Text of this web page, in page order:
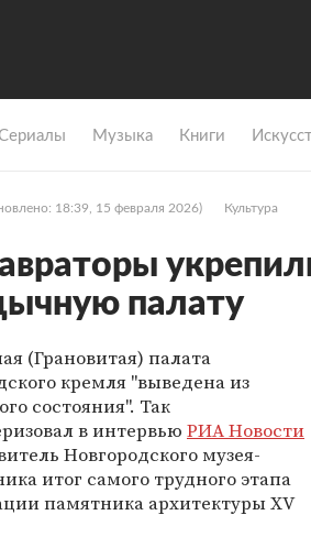
Музыка Книги
18:39, 15 февраля 2026) Культура
палату
(Грановитая) палата
кремля "выведена из
состояния". Так
в интервью РИА Новости
Новгородского музея-
итог самого трудного этапа
памятника архитектуры XV